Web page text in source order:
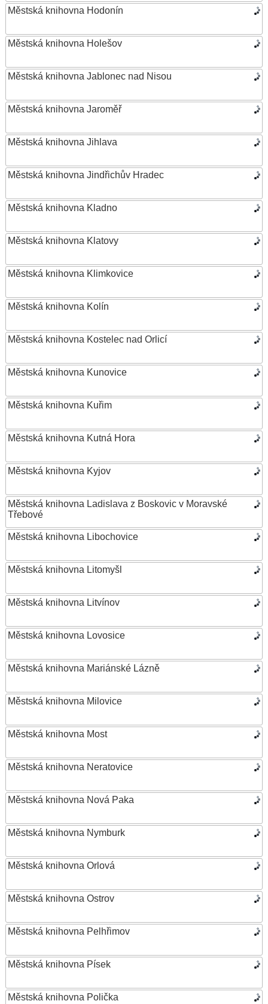
Městská knihovna Hodonín
Městská knihovna Holešov
Městská knihovna Jablonec nad Nisou
Městská knihovna Jaroměř
Městská knihovna Jihlava
Městská knihovna Jindřichův Hradec
Městská knihovna Kladno
Městská knihovna Klatovy
Městská knihovna Klimkovice
Městská knihovna Kolín
Městská knihovna Kostelec nad Orlicí
Městská knihovna Kunovice
Městská knihovna Kuřim
Městská knihovna Kutná Hora
Městská knihovna Kyjov
Městská knihovna Ladislava z Boskovic v Moravské
Třebové
Městská knihovna Libochovice
Městská knihovna Litomyšl
Městská knihovna Litvínov
Městská knihovna Lovosice
Městská knihovna Mariánské Lázně
Městská knihovna Milovice
Městská knihovna Most
Městská knihovna Neratovice
Městská knihovna Nová Paka
Městská knihovna Nymburk
Městská knihovna Orlová
Městská knihovna Ostrov
Městská knihovna Pelhřimov
Městská knihovna Písek
Městská knihovna Polička